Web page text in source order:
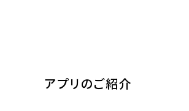
アプリのご紹介